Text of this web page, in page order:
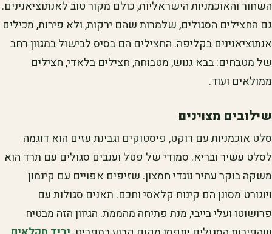
השחור והאוכמניות הישראליות, כולם מקור טוב לאנתוציאנינים.
גם החצילים הסגולים, שלמרות שהם ירקות, ולא פירות, מכילים
אנתוציאנינים בקליפה. החצילים הם בסיס לבישול במגוון רחב
של מטבחים: בבא גנוש, מטבוחה, חצילים בלאדי, חצילים
ממולאים ועוד.
שילובים מצוינים
סלט אוכמניות עם רוקט, פיסטוקים וגבינת עזים הוא דוגמה
לסלט עשיר ובריא. סמודי של פטל וענבים סגולים עם תרד הוא
משקה בוקר עתיר נוגדי חמצון. שזיפים אפויים עם קינמון
ויוגורט מסונן הם קינוח קלאסי וחכם. תאנים סגולות עם
פרושוטו ועלי בייבי, מנת פתיחה מהממת. הגיוון הזה מבטיח